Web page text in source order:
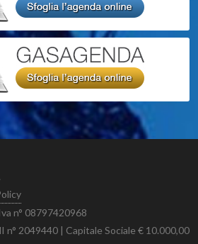
n° 08797420968
n° 2049440 | Capitale Sociale € 10.000,00